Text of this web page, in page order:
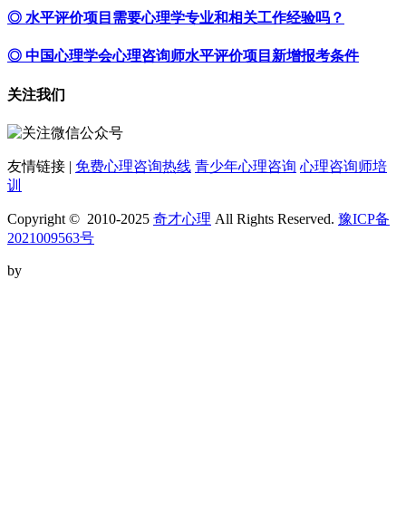
◎ 水平评价项目需要心理学专业和相关工作经验吗？
◎ 中国心理学会心理咨询师水平评价项目新增报考条件
关注我们
友情链接 | 免费心理咨询热线 青少年心理咨询 心理咨询师培
训
Copyright © 2010-2025 奇才心理 All Rights Reserved. 豫ICP备
2021009563号
by